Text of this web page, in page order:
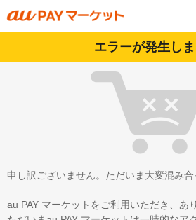
エラーが発生し
申し訳ございません。ただいま大変混み合
au PAY マーケットをご利用いただき、あ